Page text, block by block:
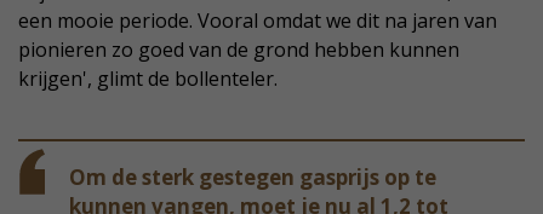
een mooie periode. Vooral omdat we dit na jaren van
pionieren zo goed van de grond hebben kunnen
krijgen', glimt de bollenteler.
Om de sterk gestegen gasprijs op te
kunnen vangen, moet je nu al 1,2 tot